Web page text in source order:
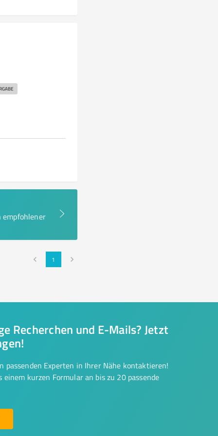
empfohlener
1
Recherchen und E-Mails? Jetzt
passenden Experten in Ihrer Nähe kontaktieren!
kurzen Formular an bis zu 20 passende